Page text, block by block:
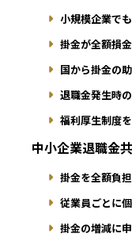
小規模企業で
掛金が全額損
国から掛金の
退職金発生時
福利厚生制度
中小企業退職金
掛金を全額負
従業員ごとに
掛金の増減に